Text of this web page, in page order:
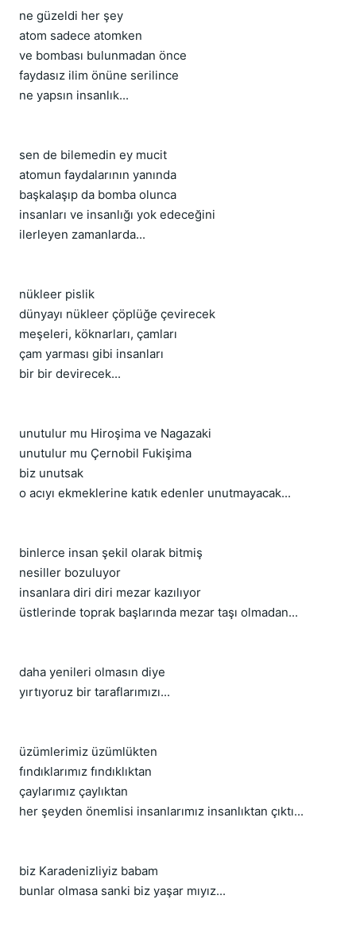
ne güzeldi her şey
atom sadece atomken
ve bombası bulunmadan önce
faydasız ilim önüne serilince
ne yapsın insanlık...
sen de bilemedin ey mucit
atomun faydalarının yanında
başkalaşıp da bomba olunca
insanları ve insanlığı yok edeceğini
ilerleyen zamanlarda...
nükleer pislik
dünyayı nükleer çöplüğe çevirecek
meşeleri, köknarları, çamları
çam yarması gibi insanları
bir bir devirecek...
unutulur mu Hiroşima ve Nagazaki
unutulur mu Çernobil Fukişima
biz unutsak
o acıyı ekmeklerine katık edenler unutmayacak...
binlerce insan şekil olarak bitmiş
nesiller bozuluyor
insanlara diri diri mezar kazılıyor
üstlerinde toprak başlarında mezar taşı olmadan...
daha yenileri olmasın diye
yırtıyoruz bir taraflarımızı...
üzümlerimiz üzümlükten
fındıklarımız fındıklıktan
çaylarımız çaylıktan
her şeyden önemlisi insanlarımız insanlıktan çıktı...
biz Karadenizliyiz babam
bunlar olmasa sanki biz yaşar mıyız...